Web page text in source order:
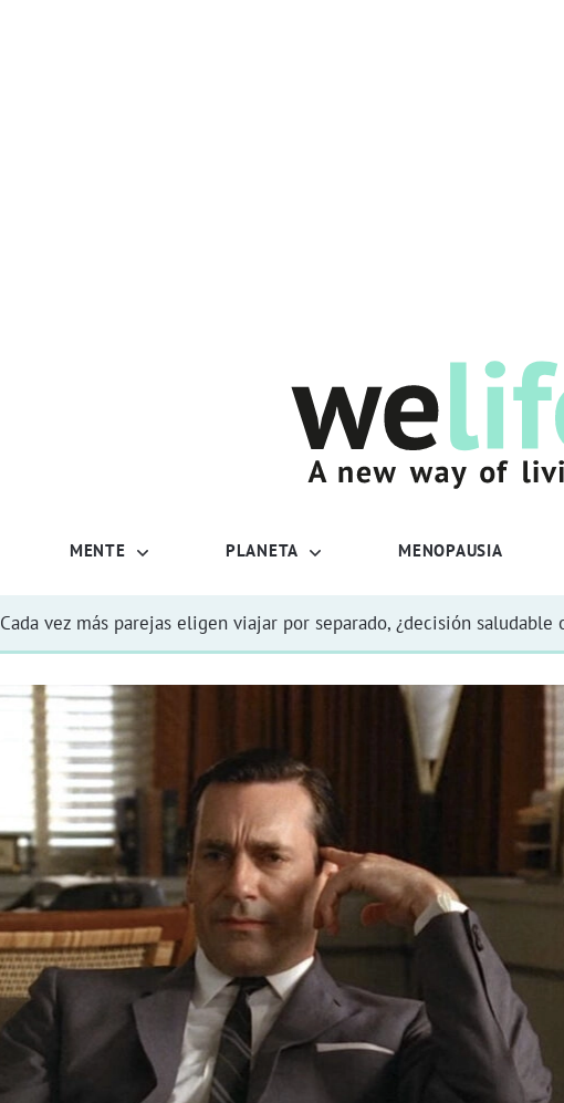
MENTE PLANETA MENOPAUSIA
Cada vez más parejas eligen viajar por separado, ¿decisión saludable